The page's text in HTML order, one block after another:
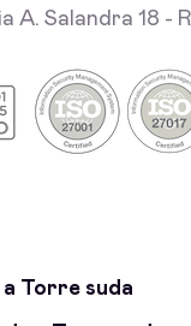
A. Salandra 18 -
Torre suda